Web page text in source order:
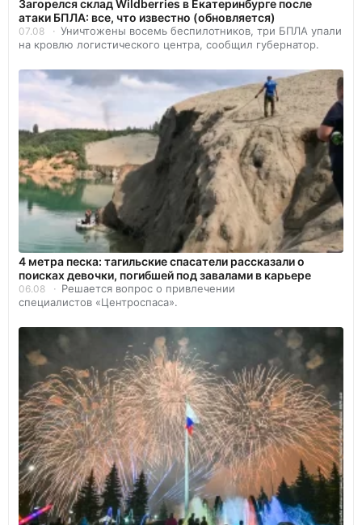
Загорелся склад Wildberries в Екатеринбурге после
атаки БПЛА: все, что известно (обновляется)
07.08
Уничтожены восемь беспилотников, три БПЛА упали
на кровлю логистического центра, сообщил губернатор.
4 метра песка: тагильские спасатели рассказали о
поисках девочки, погибшей под завалами в карьере
06.08
Решается вопрос о привлечении
специалистов «Центроспаса».